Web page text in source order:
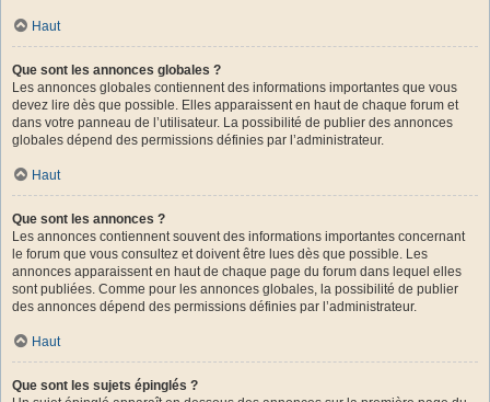
Haut
Que sont les annonces globales ?
Les annonces globales contiennent des informations importantes que vous
devez lire dès que possible. Elles apparaissent en haut de chaque forum et
dans votre panneau de l’utilisateur. La possibilité de publier des annonces
globales dépend des permissions définies par l’administrateur.
Haut
Que sont les annonces ?
Les annonces contiennent souvent des informations importantes concernant
le forum que vous consultez et doivent être lues dès que possible. Les
annonces apparaissent en haut de chaque page du forum dans lequel elles
sont publiées. Comme pour les annonces globales, la possibilité de publier
des annonces dépend des permissions définies par l’administrateur.
Haut
Que sont les sujets épinglés ?